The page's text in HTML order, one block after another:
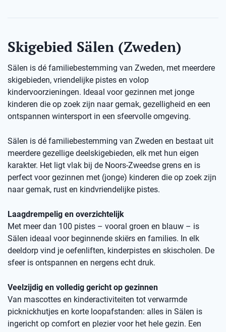
Skigebied Sälen (Zweden)
Sälen is dé familiebestemming van Zweden, met meerdere
skigebieden, vriendelijke pistes en volop
kindervoorzieningen. Ideaal voor gezinnen met jonge
kinderen die op zoek zijn naar gemak, gezelligheid en een
ontspannen wintersport in een sfeervolle omgeving.
Sälen is dé familiebestemming van Zweden en bestaat uit
meerdere gezellige deelskigebieden, elk met hun eigen
karakter. Het ligt vlak bij de Noors-Zweedse grens en is
perfect voor gezinnen met (jonge) kinderen die op zoek zijn
naar gemak, rust en kindvriendelijke pistes.
Laagdrempelig en overzichtelijk
Met meer dan 100 pistes – vooral groen en blauw – is
Sälen ideaal voor beginnende skiërs en families. In elk
deeldorp vind je oefenliften, kinderpistes en skischolen. De
sfeer is ontspannen en nergens echt druk.
Veelzijdig en volledig gericht op gezinnen
Van mascottes en kinderactiviteiten tot verwarmde
picknickhutjes en korte loopafstanden: alles in Sälen is
ingericht op comfort en plezier voor het hele gezin. Een